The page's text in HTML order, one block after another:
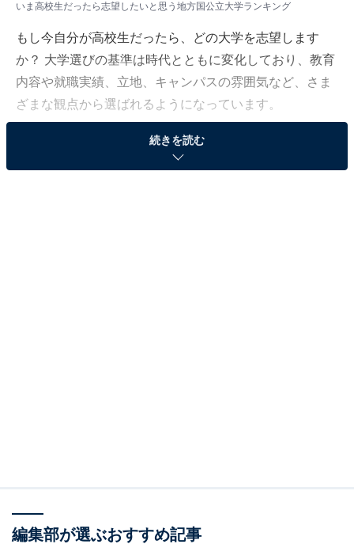
いま高校生だったら志望したいと思う地方国公立大学ランキング
もし今自分が高校生だったら、どの大学を志望します
か？ 大学選びの基準は時代とともに変化しており、教育
内容や就職実績、立地、キャンパスの雰囲気など、さま
ざまな観点から選ばれるようになっています。
All About ニュース編集部は2025年9月2日、全国10～70
代の男女280人を対象に「地方国公立大学」に関する独
キャンパスとしての利便性も高いことから、受験生や保
続きを読む
編集部が選ぶおすすめ記事